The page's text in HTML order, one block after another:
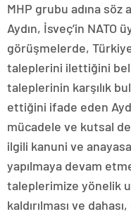
MHP grubu adına
Aydın, İsveç’in
görüşmelerde,
taleplerini ilettiğini
taleplerinin karşılık
ettiğini ifade eden
mücadele ve kutsal
ilgili kanuni ve
yapılmaya devam
taleplerimize yönelik
kaldırılması ve